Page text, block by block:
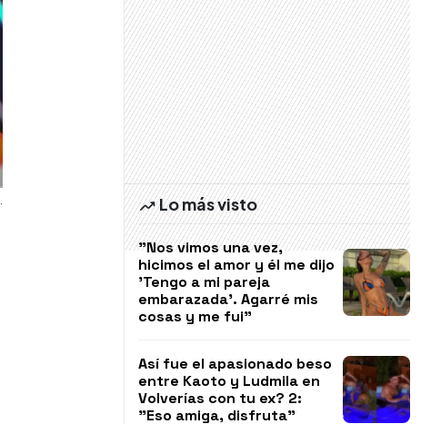
Lo más visto
"Nos vimos una vez,
hicimos el amor y él me dijo
'Tengo a mi pareja
embarazada'. Agarré mis
cosas y me fui"
Así fue el apasionado beso
entre Kaoto y Ludmila en
Volverías con tu ex? 2:
"Eso amiga, disfruta"